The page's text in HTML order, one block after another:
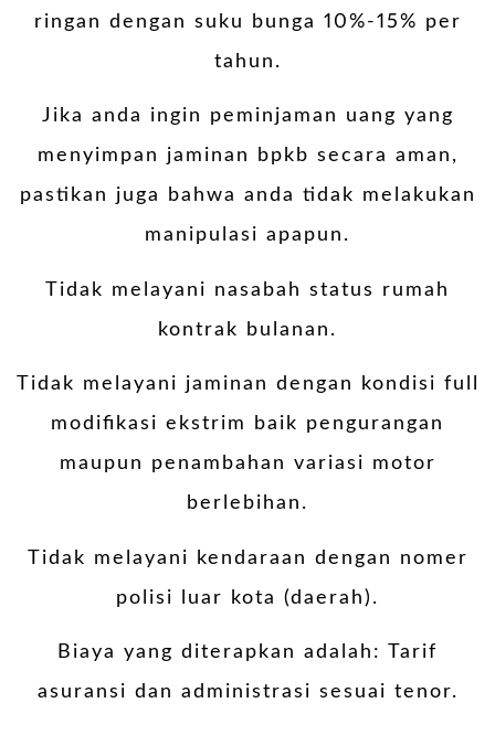
ringan dengan suku bunga 10%-15% per
tahun.
Jika anda ingin peminjaman uang yang
menyimpan jaminan bpkb secara aman,
pastikan juga bahwa anda tidak melakukan
manipulasi apapun.
Tidak melayani nasabah status rumah
kontrak bulanan.
Tidak melayani jaminan dengan kondisi full
modifikasi ekstrim baik pengurangan
maupun penambahan variasi motor
berlebihan.
Tidak melayani kendaraan dengan nomer
polisi luar kota (daerah).
Biaya yang diterapkan adalah: Tarif
asuransi dan administrasi sesuai tenor.